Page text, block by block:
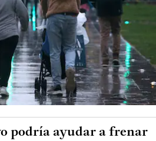
podría ayudar a frenar